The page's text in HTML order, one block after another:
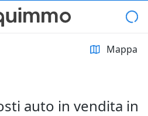
Mappa
auto in vendita in